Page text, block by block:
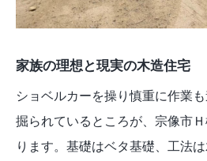
家族の理想と現実の木造住宅
ショベルカーを操り慎重に作業
掘られているところが、宗像市
ります。基礎はベタ基礎、工法